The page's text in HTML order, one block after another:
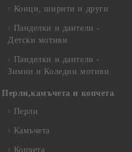
Конци, ширити и други
Панделки и дантели -
Детски мотиви
Панделки и дантели -
Зимни и Коледни мотиви
Перли,камъчета и копчета
Перли
Камъчета
Копчета